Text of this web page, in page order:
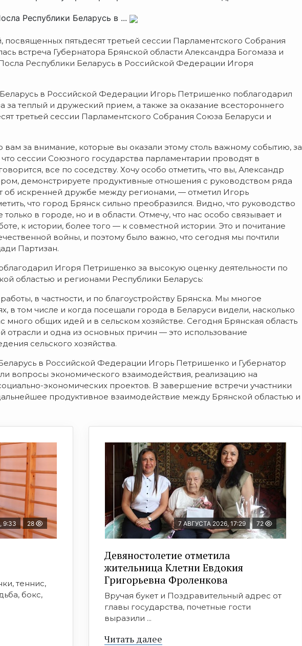
Республики Беларусь в ...
посвященных пятьдесят третьей сессии Парламентского Собрания
встреча Губернатора Брянской области Александра Богомаза и
Республики Беларусь в Российской Федерации Игоря
в Российской Федерации Игорь Петришенко поблагодарил
за теплый и дружеский прием, а также за оказание всестороннего
третьей сессии Парламентского Собрания Союза Беларуси и
за внимание, которые вы оказали этому столь важному событию, за
сессии Союзного государства парламентарии проводят в
все по соседству. Хочу особо отметить, что вы, Александр
демонстрируете продуктивные отношения с руководством ряда
об искренней дружбе между регионами, — отметил Игорь
что город Брянск сильно преобразился. Видно, что руководство
в городе, но и в области. Отмечу, что нас особо связывает и
к истории, более того — к совместной истории. Это и почитание
войны, и поэтому было важно, что сегодня мы почтили
Партизан.
Игоря Петришенко за высокую оценку деятельности по
областью и регионами Республики Беларусь:
в частности, и по благоустройству Брянска. Мы многое
в том числе и когда посещали города в Беларуси видели, насколько
много общих идей и в сельском хозяйстве. Сегодня Брянская область
отрасли и одна из основных причин — это использование
сельского хозяйства.
в Российской Федерации Игорь Петришенко и Губернатор
вопросы экономического взаимодействия, реализацию на
экономических проектов. В завершение встречи участники
продуктивное взаимодействие между Брянской областью и
9:33 28
теннис,
бокс,
7 АВГУСТА 2026, 17:29 72
Девяностолетие отметила
жительница Клетни Евдокия
Григорьевна Фроленкова
Вручая букет и Поздравительный адрес от
главы государства, почетные гости
выразили ...
Читать далее